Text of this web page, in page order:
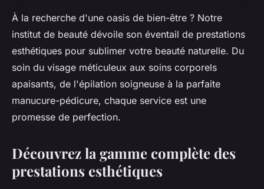
À la recherche d'une oasis de bien-être ? Notre
institut de beauté dévoile son éventail de prestations
esthétiques pour sublimer votre beauté naturelle. Du
soin du visage méticuleux aux soins corporels
apaisants, de l'épilation soigneuse à la parfaite
manucure-pédicure, chaque service est une
promesse de perfection.
Découvrez la gamme complète des
prestations esthétiques